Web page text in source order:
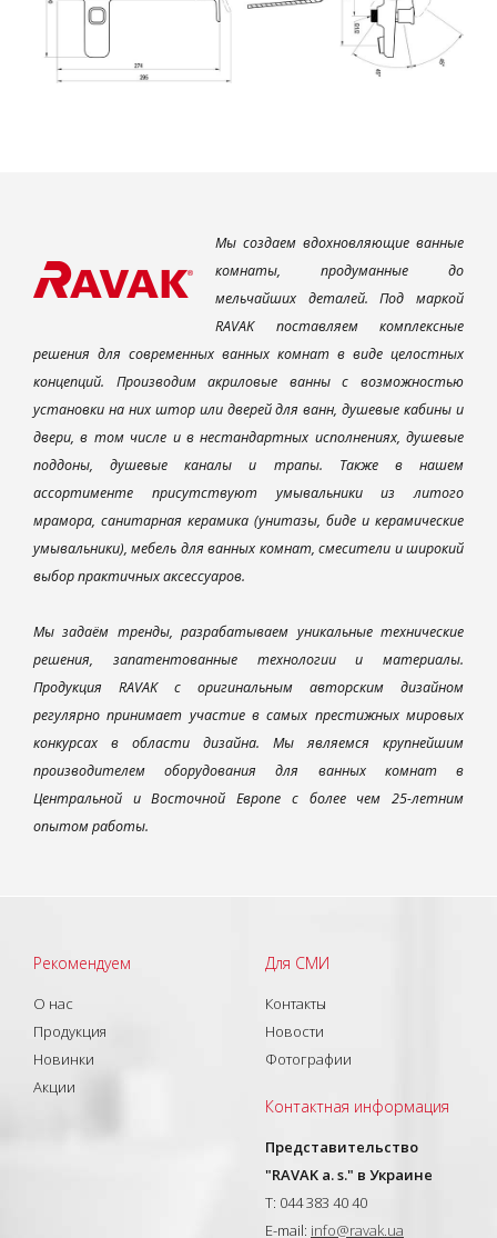
Мы создаем вдохновляющие ванные
комнаты, продуманные до
мельчайших деталей. Под маркой
RAVAK поставляем комплексные
решения для современных ванных комнат в виде целостных
концепций. Производим акриловые ванны с возможностью
установки на них штор или дверей для ванн, душевые кабины и
двери, в том числе и в нестандартных исполнениях, душевые
поддоны, душевые каналы и трапы. Также в нашем
ассортименте присутствуют умывальники из литого
мрамора, санитарная керамика (унитазы, биде и керамические
умывальники), мебель для ванных комнат, смесители и широкий
выбор практичных аксессуаров.
Мы задаём тренды, разрабатываем уникальные технические
решения, запатентованные технологии и материалы.
Продукция RAVAK с оригинальным авторским дизайном
регулярно принимает участие в самых престижных мировых
конкурсах в области дизайна. Мы являемся крупнейшим
производителем оборудования для ванных комнат в
Центральной и Восточной Европе с более чем 25-летним
опытом работы.
Рекомендуем
О нас
Продукция
Новинки
Акции
Для СМИ
Контакты
Новости
Фотографии
Контактная информация
Представительство
"RAVAK a. s." в Украине
T: 044 383 40 40
E-mail: info@ravak.ua